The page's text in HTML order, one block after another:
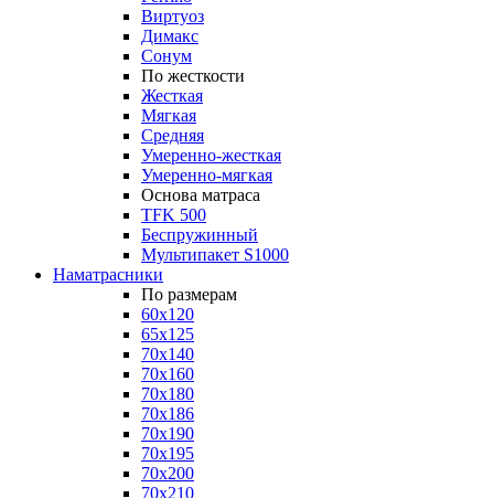
Виртуоз
Димакс
Сонум
По жесткости
Жесткая
Мягкая
Средняя
Умеренно-жесткая
Умеренно-мягкая
Основа матраса
TFK 500
Беспружинный
Мультипакет S1000
Наматрасники
По размерам
60x120
65x125
70x140
70x160
70x180
70x186
70x190
70x195
70x200
70x210